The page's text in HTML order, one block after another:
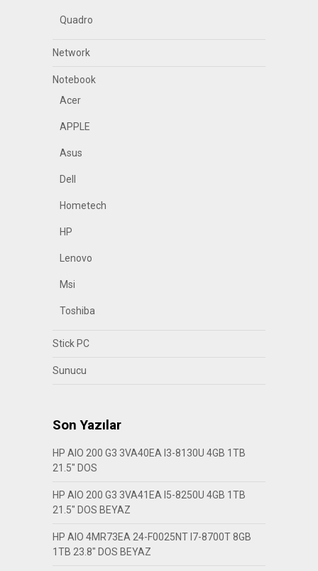
Quadro
Network
Notebook
Acer
APPLE
Asus
Dell
Hometech
HP
Lenovo
Msi
Toshiba
Stick PC
Sunucu
Son Yazılar
HP AIO 200 G3 3VA40EA I3-8130U 4GB 1TB
21.5″ DOS
HP AIO 200 G3 3VA41EA I5-8250U 4GB 1TB
21.5″ DOS BEYAZ
HP AIO 4MR73EA 24-F0025NT I7-8700T 8GB
1TB 23.8″ DOS BEYAZ